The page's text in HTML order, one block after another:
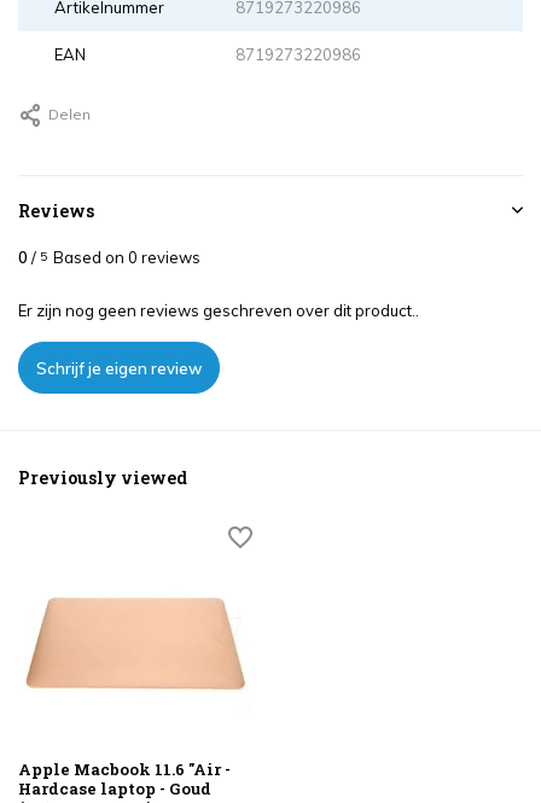
Artikelnummer 8719273220986
EAN 8719273220986
Delen
Reviews
0 / 5 Based on 0 reviews
Er zijn nog geen reviews geschreven over dit product..
Schrijf je eigen review
Previously viewed
Apple Macbook 11.6 "Air -
Hardcase laptop - Goud